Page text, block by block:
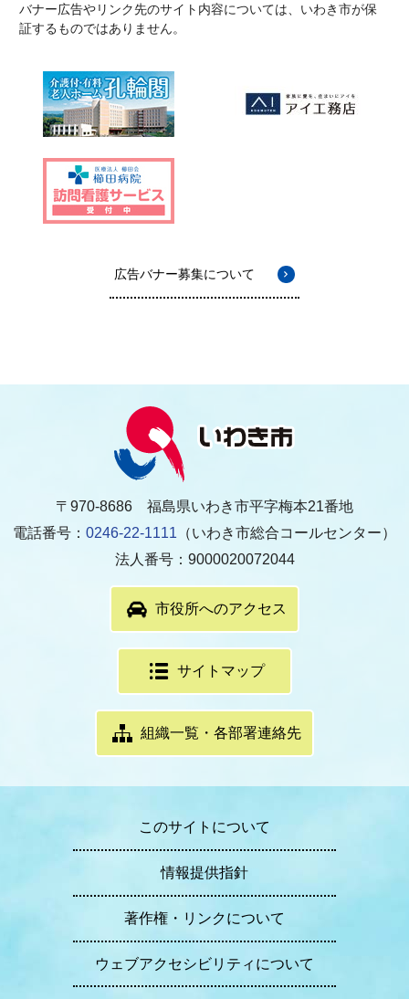
バナー広告やリンク先のサイト内容については、いわき市が保
証するものではありません。
広告バナー募集について
〒970-8686 福島県いわき市平字梅本21番地
電話番号： 0246-22-1111 （いわき市総合コールセンター）
法人番号：9000020072044
市役所へのアクセス
サイトマップ
組織一覧・各部署連絡先
このサイトについて
情報提供指針
著作権・リンクについて
ウェブアクセシビリティについて